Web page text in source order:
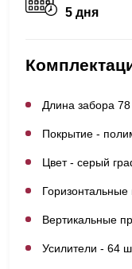
5 дня
Длина забора
Покрытие -
Цвет - серый
Вертикальные
Усилители - 64